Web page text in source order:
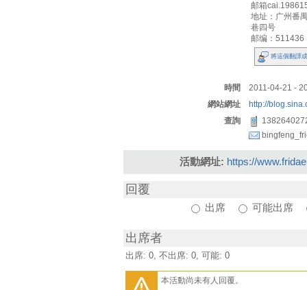
邮箱
地址：广州番
巷四号
邮编：511436
將這個翻譯
時間
2011-04-21 -
網站網址
http://
查詢
活動網址: https://
回覆
出席 可能出席
出席者
出席: 0, 不出席: 0, 可能: 0
本活動尚未有人回覆。